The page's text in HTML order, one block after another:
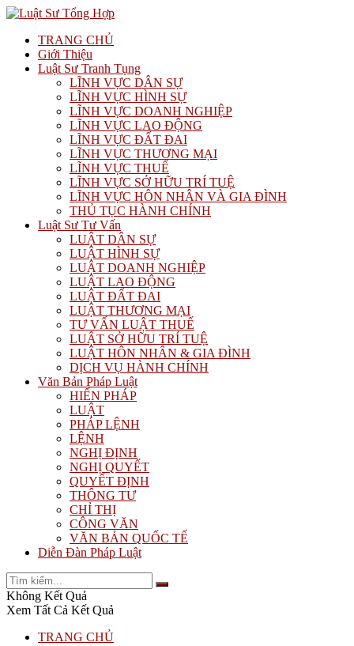
TRANG CHỦ
Giới Thiệu
Luật Sư Tranh Tụng
LĨNH VỰC DÂN SỰ
LĨNH VỰC HÌNH SỰ
LĨNH VỰC DOANH NGHIỆP
LĨNH VỰC LAO ĐỘNG
LĨNH VỰC ĐẤT ĐAI
LĨNH VỰC THƯƠNG MẠI
LĨNH VỰC THUẾ
LĨNH VỰC SỞ HỮU TRÍ TUỆ
LĨNH VỰC HÔN NHÂN VÀ GIA ĐÌNH
THỦ TỤC HÀNH CHÍNH
Luật Sư Tư Vấn
LUẬT DÂN SỰ
LUẬT HÌNH SỰ
LUẬT DOANH NGHIỆP
LUẬT LAO ĐỘNG
LUẬT ĐẤT ĐAI
LUẬT THƯƠNG MẠI
TƯ VẤN LUẬT THUẾ
LUẬT SỞ HỮU TRÍ TUỆ
LUẬT HÔN NHÂN & GIA ĐÌNH
DỊCH VỤ HÀNH CHÍNH
Văn Bản Pháp Luật
HIẾN PHÁP
LUẬT
PHÁP LỆNH
LỆNH
NGHỊ ĐỊNH
NGHỊ QUYẾT
QUYẾT ĐỊNH
THÔNG TƯ
CHỈ THỊ
CÔNG VĂN
VĂN BẢN QUỐC TẾ
Diễn Đàn Pháp Luật
Không Kết Quả
Xem Tất Cả Kết Quả
TRANG CHỦ